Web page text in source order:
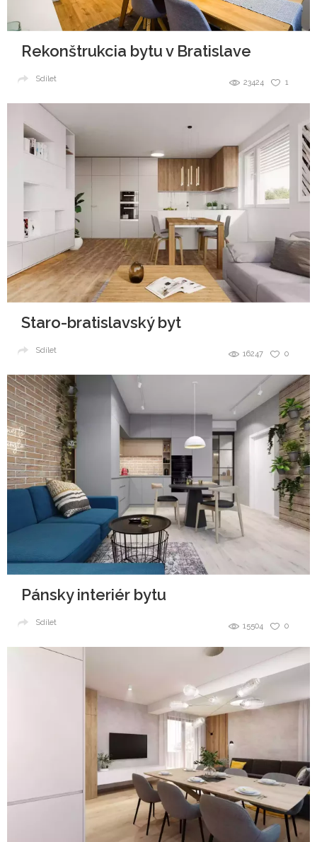
Rekonštrukcia bytu v Bratislave
1
23424
Sdílet
Staro-bratislavský byt
0
16247
Sdílet
Pánsky interiér bytu
0
15504
Sdílet